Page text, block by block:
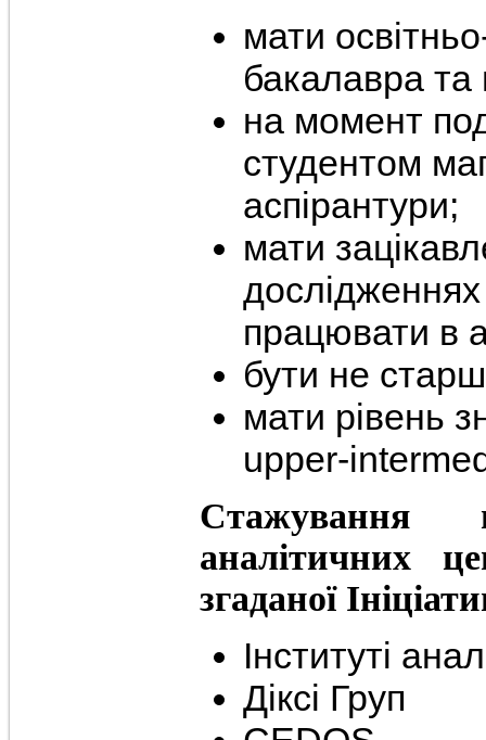
мати
бакалавра
на момент
студентом
аспірантури;
мати
працювати в
бути не
мати рівень
upper-
Стажування
аналітичних
згаданої
Інституті
Діксі Груп